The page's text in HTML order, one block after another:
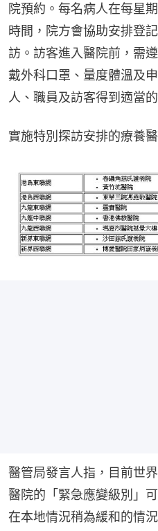
院預約。每名病人在每星
時間，院方會協助安排登
訪。訪客進入醫院前，需
戴外科口罩、量度體溫及
人、職員及訪客得到適當的
實施特別探訪安排的療養醫
醫管局發言人指，目前世
醫院的「緊急應變級別」
在本地情況稍為緩和的情